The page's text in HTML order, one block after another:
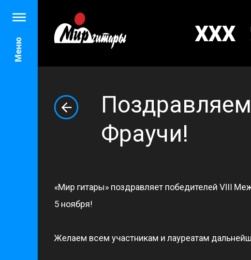
Меню
XXX
Фраучи!
«Мир гитары» поздравляет победителей VIII
5 ноября!
Желаем всем участникам и лауреатам